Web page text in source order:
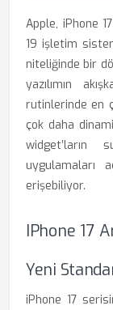
Apple, iPhone
19 işletim
niteliğinde bir
yazılımın
rutinlerinde en
çok daha
widget’ların
uygulamaları
erişebiliyor.
IPhone 17
Yeni
iPhone 17